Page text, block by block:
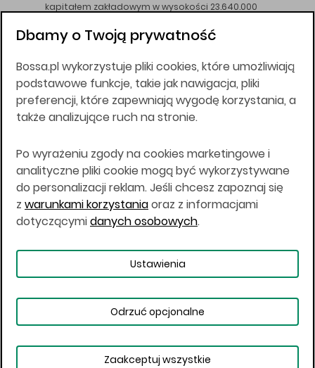
kapitałem zakładowym w wysokości 23.640.000
DM BOŚ działa na podstawie zezwolenia KNF z dnia
Wszelkie informacje na niniejszej stronie w tym
informacje o produktach inwestycyjnych nie są
kierowane do osób mających miejsce
zamieszkania lub pobytu w Stanach
Japonii, ani w dowolnej innej jurysdykcji, w której
taki materiał byłby sprzeczny z prawem lub w
których zgodne z prawem nabycie produktów
inwestycyjnych nie jest możliwe lub w której nie
jest możliwe złożenie oferty. Prawa obowiązujące
w danej jurysdykcji określają, czy jest możliwe
nabycie poszczególnych produktów
Copyright © 2026 BOŚ | BOSSA.PL
Warunki korzystania
Dane osobowe
Dbamy o Twoją prywatność
Bossa.pl wykorzystuje pliki cookies, które umożliwiają
podstawowe funkcje, takie jak nawigacja, pliki
preferencji, które zapewniają wygodę korzystania, a
także analizujące ruch na stronie.
Po wyrażeniu zgody na cookies marketingowe i
analityczne pliki cookie mogą być wykorzystywane
do personalizacji reklam. Jeśli chcesz zapoznaj się
z warunkami korzystaniaoraz z informacjami
dotyczącymidanych osobowych.
Ustawienia
Odrzuć opcjonalne
Zaakceptuj wszystkie